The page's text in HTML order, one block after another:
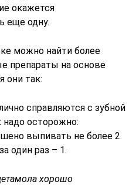
окажется
еще одну.
можно найти более
препараты на основе
они так:
справляются с зубной
надо осторожно:
выпивать не более 2
один раз – 1.
хорошо